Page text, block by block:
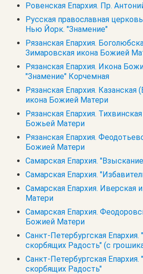
Ровенская Епархия. Пр.
Русская православная
Нью Йорк. "Знамение"
Рязанская Епархия.
Зимаровская икона Божией
Рязанская Епархия. Икона
"Знамение" Корчемная
Рязанская Епархия.
икона Божией Матери
Рязанская Епархия.
Божьей Матери
Рязанская Епархия.
Божией Матери
Самарская Епархия.
Самарская Епархия.
Самарская Епархия. Иверская
Матери
Самарская Епархия.
Божией Матери
Санкт-Петербургская Епархия.
скорбящих Радость" (с
Санкт-Петербургская Епархия.
скорбящих Радость"